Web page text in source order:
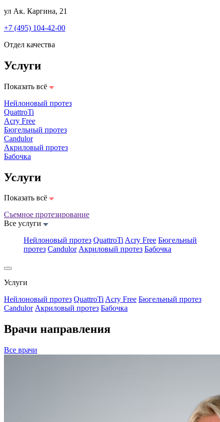
ул Ак. Каргина, 21
+7 (495) 104-42-00
Отдел качества
Услуги
Показать всё
Нейлоновый протез
QuattroTi
Acry Free
Бюгельный протез
Candulor
Акриловый протез
Бабочка
Услуги
Показать всё
Съемное протезирование
Все услуги
Нейлоновый протез QuattroTiAcry Free Бюгельный
протез Candulor Акриловый протез Бабочка
Услуги
Нейлоновый протез QuattroTiAcry Free Бюгельный протез
Candulor Акриловый протез Бабочка
Врачи направления
Все врачи